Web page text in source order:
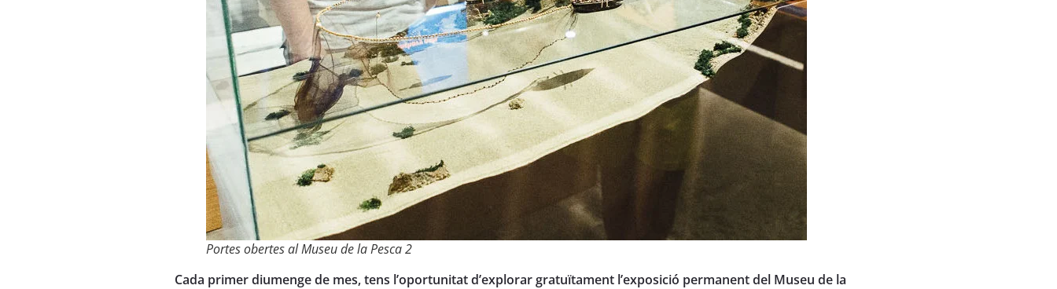
Portes obertes al Museu de la Pesca 2
Cada primer diumenge de mes, tens l’oportunitat d’explorar gratuïtament l’exposició permanent del Museu de la